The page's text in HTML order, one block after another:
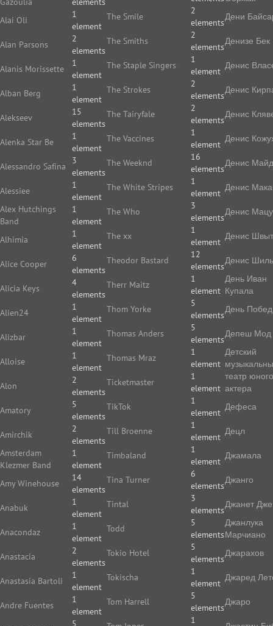
Alai Oli
1
element
Alan Parsons
2
elements
Alanis Morissette
1
element
Alban Berg
1
element
Alekseev
15
elements
Alenka Star Be
1
element
Alessandro Safína
3
elements
Alessiee
1
element
Alex Hutchings
Band
1
element
Alhimia
1
element
Alice Cooper
6
elements
Alicia Keys
4
elements
Alien24
1
element
Alizbar
1
element
Alloise
1
element
Alon
2
elements
Amatory
5
elements
Amirchik
2
elements
Amsterdam
Klezmer Band
1
element
Amy Winehouse
14
elements
Anabuk
1
element
Anacondaz
1
element
Anastacia
2
elements
Anastasia Bartoli
1
element
Andre Fuentes
1
element
5
The Smile
2
elements
The Smiths
2
elements
The Staple Singers
1
element
The Strokes
2
elements
The Tairyfale
2
elements
The Vaccines
1
element
The Weeknd
16
elements
The White Stripes
1
element
The Who
3
elements
The xx
1
element
Theodor Bastard
12
elements
Therr Maitz
1
element
Thom Yorke
5
elements
Thomas Anders
5
elements
Thomas Mraz
1
element
Ticketmaster
1
element
TikTok
1
element
Till Broenne
1
element
Timbaland
1
element
Tina Turner
6
elements
Tintal
3
elements
Todd
5
elements
Tokio Hotel
5
elements
Tokischa
1
element
Tom Harrell
5
elements
1
Дени
Денизе Бек
Денис
Денис
Денис
Денис
Денис
Денис
Денис
Денис
Денис
День Иван
Купала
День
Депеш Мод
Детский
театр юного
актера
Дефеса
Децл
Джамала
Джанго
Джанет
Джанлука
Марчиано
Джарахов
Джаред
Джаро